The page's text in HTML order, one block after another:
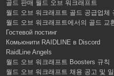
골드 판매 월드 오브 워크래프트
월드 오브 워크래프트 골드 공급업체
월드 오브 워크래프트에서의 골드 교
Гостевой постинг
Комьюнити RAIDLINE в Discord
RaidLine Angels
월드 오브 워크래프트 Boosters 규칙
월드 오브 워크래프트 채용 공고 및